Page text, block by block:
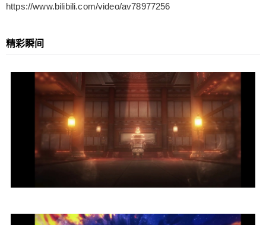
https://www.bilibili.com/video/av78977256
精彩瞬间